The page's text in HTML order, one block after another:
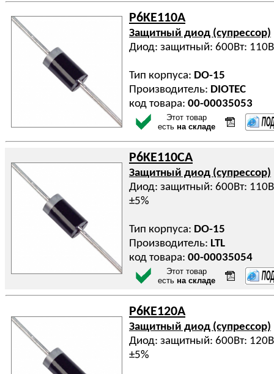
P6KE110A
Защитный диод (супрессор)
Диод: защитный: 600Вт:
Тип корпуса: DO-15
Производитель: DIOTEC
код товара: 00-00035053
Этот товар
есть на складе
P6KE110CA
Защитный диод (супрессор)
Диод: защитный: 600Вт:
±5%
Тип корпуса: DO-15
Производитель: LTL
код товара: 00-00035054
Этот товар
есть на складе
P6KE120A
Защитный диод (супрессор)
Диод: защитный: 600Вт:
±5%